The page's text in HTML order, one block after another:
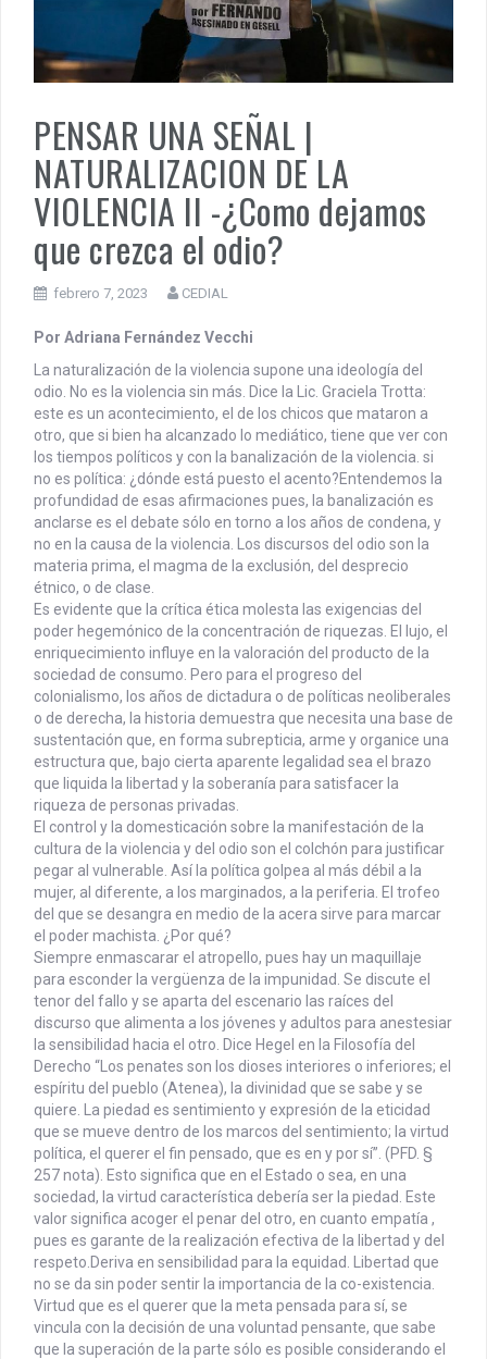
PENSAR UNA SEÑAL | UNA TEJEDORA DE VERDAD
MUÑIZ. PORQUE LA HISTORIA TE JUZGARÁ
sustentibilidad. | 6 DE AGOSTO: SOBERANIA TERRITORIAL,
ECONOMICA Y POLITICA
PENSAR UNA SEÑAL |
NATURALIZACION DE LA
VIOLENCIA II -¿Como dejamos
que crezca el odio?
febrero 7, 2023 CEDIAL
Por Adriana Fernández Vecchi
La naturalización de la violencia supone una ideología del
odio. No es la violencia sin más. Dice la Lic. Graciela Trotta:
este es un acontecimiento, el de los chicos que mataron a
otro, que si bien ha alcanzado lo mediático, tiene que ver con
los tiempos políticos y con la banalización de la violencia. si
no es política: ¿dónde está puesto el acento?Entendemos la
profundidad de esas afirmaciones pues, la banalización es
anclarse es el debate sólo en torno a los años de condena, y
no en la causa de la violencia. Los discursos del odio son la
materia prima, el magma de la exclusión, del desprecio
étnico, o de clase.
Es evidente que la crítica ética molesta las exigencias del
poder hegemónico de la concentración de riquezas. El lujo, el
enriquecimiento influye en la valoración del producto de la
sociedad de consumo. Pero para el progreso del
colonialismo, los años de dictadura o de políticas neoliberales
o de derecha, la historia demuestra que necesita una base de
sustentación que, en forma subrepticia, arme y organice una
estructura que, bajo cierta aparente legalidad sea el brazo
que liquida la libertad y la soberanía para satisfacer la
riqueza de personas privadas.
El control y la domesticación sobre la manifestación de la
cultura de la violencia y del odio son el colchón para justificar
pegar al vulnerable. Así la política golpea al más débil a la
mujer, al diferente, a los marginados, a la periferia. El trofeo
del que se desangra en medio de la acera sirve para marcar
el poder machista. ¿Por qué?
Siempre enmascarar el atropello, pues hay un maquillaje
para esconder la vergüenza de la impunidad. Se discute el
tenor del fallo y se aparta del escenario las raíces del
discurso que alimenta a los jóvenes y adultos para anestesiar
la sensibilidad hacia el otro. Dice Hegel en la Filosofía del
Derecho “Los penates son los dioses interiores o inferiores; el
espíritu del pueblo (Atenea), la divinidad que se sabe y se
quiere. La piedad es sentimiento y expresión de la eticidad
que se mueve dentro de los marcos del sentimiento; la virtud
política, el querer el fin pensado, que es en y por sí”. (PFD. §
257 nota). Esto significa que en el Estado o sea, en una
sociedad, la virtud característica debería ser la piedad. Este
valor significa acoger el penar del otro, en cuanto empatía ,
pues es garante de la realización efectiva de la libertad y del
respeto.Deriva en sensibilidad para la equidad. Libertad que
no se da sin poder sentir la importancia de la co-existencia.
Virtud que es el querer que la meta pensada para sí, se
vincula con la decisión de una voluntad pensante, que sabe
que la superación de la parte sólo es posible considerando el